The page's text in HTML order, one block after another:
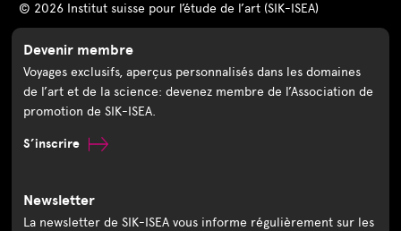
© 2026 Institut suisse pour l’étude de l’art (SIK-ISEA)
Devenir membre
Voyages exclusifs, aperçus personnalisés dans les domaines
de l’art et de la science: devenez membre de l’Association de
promotion de SIK-ISEA.
S’inscrire
Newsletter
La newsletter de SIK-ISEA vous informe régulièrement sur les